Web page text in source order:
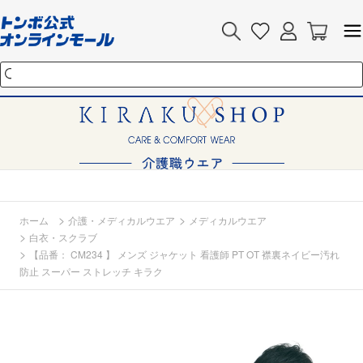
ホーム > 介護・メディカルウエア > メディカルウエア
> 白衣・スクラブ
>
【品番： CM234 】 メンズ ジャケット 看護師 PT OT 襟裏ネイビー汚れ
防止 スーパー ストレッチ キラク